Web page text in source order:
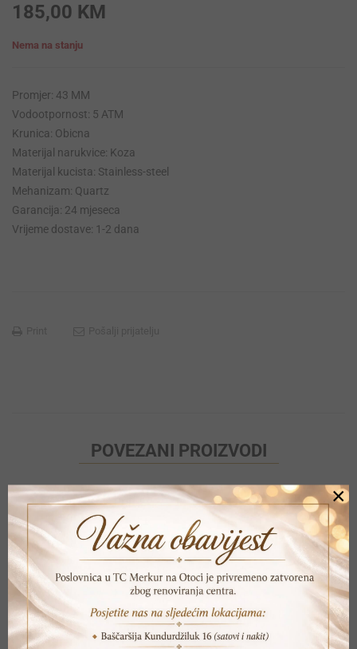
185,00 KM
Nema na stanju
Promjer: 43 MM
Vodootpornost: 5 ATM
Krunica: Obicna
Materijal narukvice: Koza
Materijal kucista: Stainless-steel
Mehanizam: Quartz
Garancija: 24 mjeseca
Vrijeme dostave: 1-2 dana
POVEZANI PROIZVODI
×